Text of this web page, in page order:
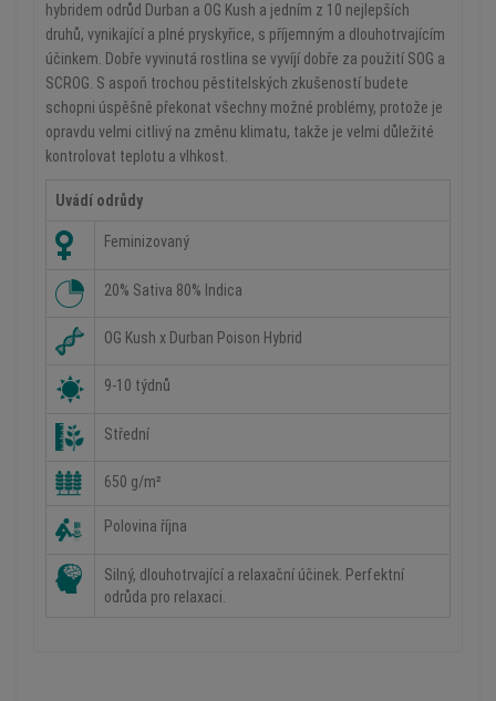
hybridem odrůd Durban a OG Kush a jedním z 10 nejlepších
druhů, vynikající a plné pryskyřice, s příjemným a dlouhotrvajícím
účinkem. Dobře vyvinutá rostlina se vyvíjí dobře za použití SOG a
SCROG. S aspoň trochou pěstitelských zkušeností budete
schopni úspěšně překonat všechny možné problémy, protože je
opravdu velmi citlivý na změnu klimatu, takže je velmi důležité
kontrolovat teplotu a vlhkost.
Uvádí odrůdy
Feminizovaný
20% Sativa 80% Indica
OG Kush x Durban Poison Hybrid
9-10 týdnů
Střední
650 g/m²
Polovina října
Silný, dlouhotrvající a relaxační účinek. Perfektní
odrůda pro relaxaci.